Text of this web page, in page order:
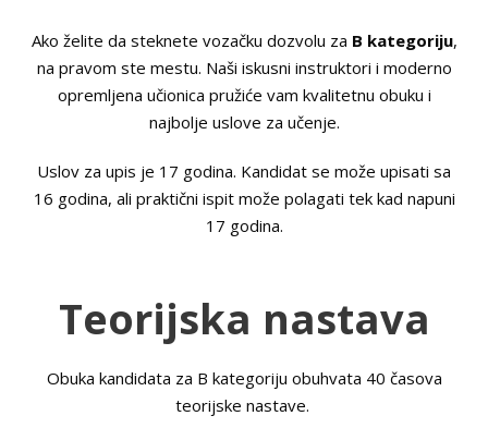
Ako želite da steknete vozačku dozvolu za B kategoriju,
na pravom ste mestu. Naši iskusni instruktori i moderno
opremljena učionica pružiće vam kvalitetnu obuku i
najbolje uslove za učenje.
Uslov za upis je 17 godina. Kandidat se može upisati sa
16 godina, ali praktični ispit može polagati tek kad napuni
17 godina.
Teorijska nastava
Obuka kandidata za B kategoriju obuhvata 40 časova
teorijske nastave.